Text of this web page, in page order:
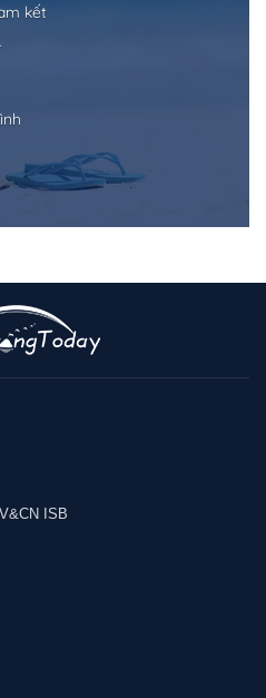
kết
ISB